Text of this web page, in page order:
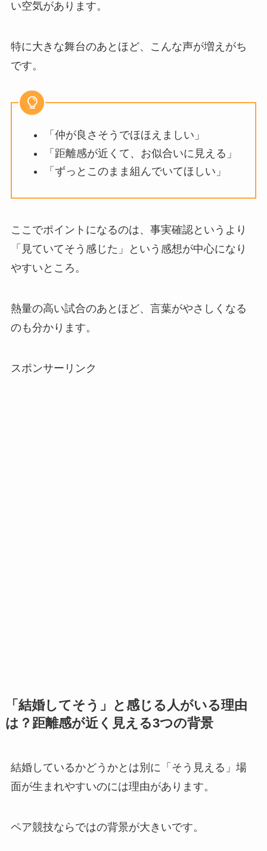
い空気があります。
特に大きな舞台のあとほど、こんな声が増えがち
です。
「仲が良さそうでほほえましい」
「距離感が近くて、お似合いに見える」
「ずっとこのまま組んでいてほしい」
ここでポイントになるのは、事実確認というより
「見ていてそう感じた」という感想が中心になり
やすいところ。
熱量の高い試合のあとほど、言葉がやさしくなる
のも分かります。
スポンサーリンク
「結婚してそう」と感じる人がいる理由
は？距離感が近く見える3つの背景
結婚しているかどうかとは別に「そう見える」場
面が生まれやすいのには理由があります。
ペア競技ならではの背景が大きいです。